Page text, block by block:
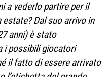
a vederlo partire per il
Dal suo arrivo in
anni) è stato
i possibili giocatori
il fatto di essere arrivato